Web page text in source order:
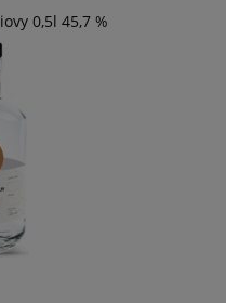
0,5l 45,7 %